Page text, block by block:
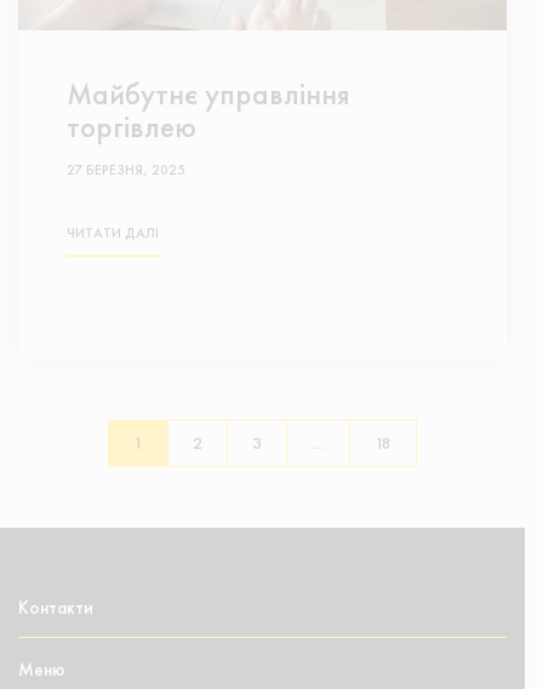
Майбутнє управління
торгівлею
27 БЕРЕЗНЯ, 2025
ЧИТАТИ ДАЛІ
1 2 3 … 18
Меню
Контакти